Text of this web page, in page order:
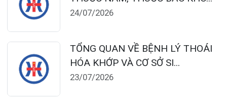
Tra cứu kết quả xét nghiệm
Tra cứu hóa đơn